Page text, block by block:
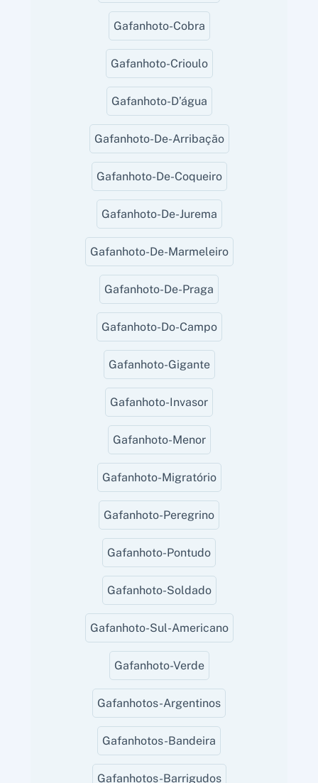
Gafanhoto-Cobra
Gafanhoto-Crioulo
Gafanhoto-D’água
Gafanhoto-De-Arribação
Gafanhoto-De-Coqueiro
Gafanhoto-De-Jurema
Gafanhoto-De-Marmeleiro
Gafanhoto-De-Praga
Gafanhoto-Do-Campo
Gafanhoto-Gigante
Gafanhoto-Invasor
Gafanhoto-Menor
Gafanhoto-Migratório
Gafanhoto-Peregrino
Gafanhoto-Pontudo
Gafanhoto-Soldado
Gafanhoto-Sul-Americano
Gafanhoto-Verde
Gafanhotos-Argentinos
Gafanhotos-Bandeira
Gafanhotos-Barrigudos